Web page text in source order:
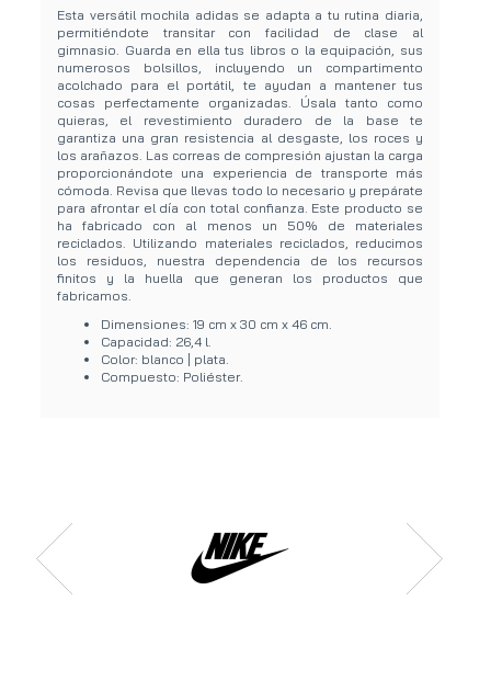
Esta versátil mochila adidas se adapta a tu rutina diaria,
permitiéndote transitar con facilidad de clase al
gimnasio. Guarda en ella tus libros o la equipación, sus
numerosos bolsillos, incluyendo un compartimento
acolchado para el portátil, te ayudan a mantener tus
cosas perfectamente organizadas. Úsala tanto como
quieras, el revestimiento duradero de la base te
garantiza una gran resistencia al desgaste, los roces y
los arañazos. Las correas de compresión ajustan la carga
proporcionándote una experiencia de transporte más
cómoda. Revisa que llevas todo lo necesario y prepárate
para afrontar el día con total confianza. Este producto se
ha fabricado con al menos un 50% de materiales
reciclados. Utilizando materiales reciclados, reducimos
los residuos, nuestra dependencia de los recursos
finitos y la huella que generan los productos que
fabricamos.
Dimensiones: 19 cm x 30 cm x 46 cm.
Capacidad: 26,4 l.
Color: blanco | plata.
Compuesto: Poliéster.